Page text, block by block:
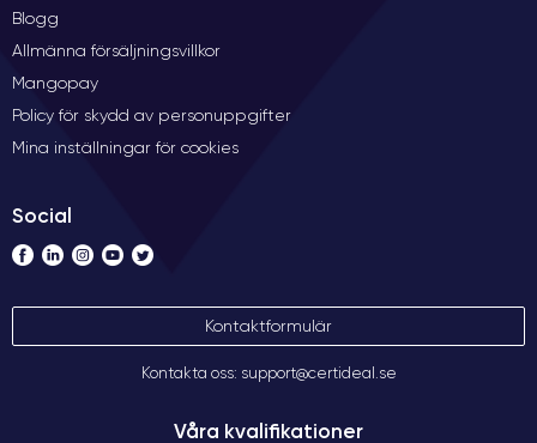
Blogg
Allmänna försäljningsvillkor
Mangopay
Policy för skydd av personuppgifter
Mina inställningar för cookies
Social
Kontaktformulär
Kontakta oss: support@certideal.se
Våra kvalifikationer